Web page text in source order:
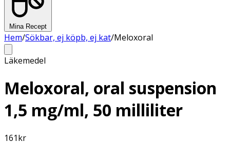
Mina Recept
Hem/Sökbar, ej köpb, ej kat/Meloxoral
Läkemedel
Meloxoral, oral suspension
1,5 mg/ml, 50 milliliter
161kr